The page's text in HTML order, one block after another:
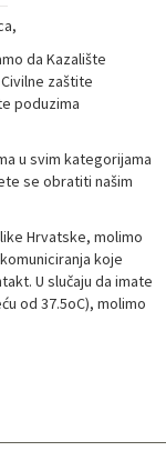
da Kazalište
zaštite
poduzima
u svim kategorijama
se obratiti našim
Hrvatske, molimo
koje
U slučaju da imate
od 37.5oC), molimo